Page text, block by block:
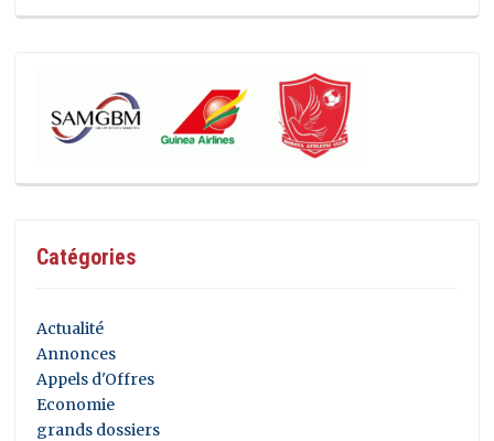
Catégories
Actualité
Annonces
Appels d'Offres
Economie
grands dossiers